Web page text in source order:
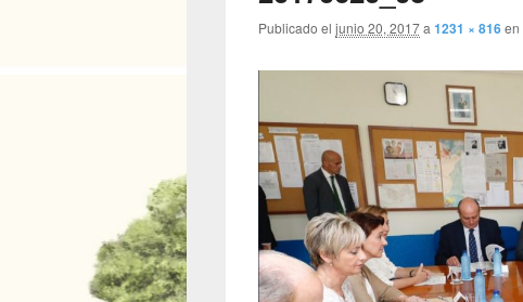
Publicado el junio 20, 2017a 1231 × 816en